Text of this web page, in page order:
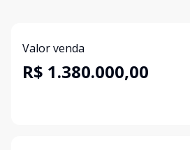
Valor venda
R$ 1.380.000,00